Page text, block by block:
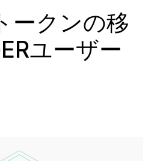
ット
ークンの移
ユーザー